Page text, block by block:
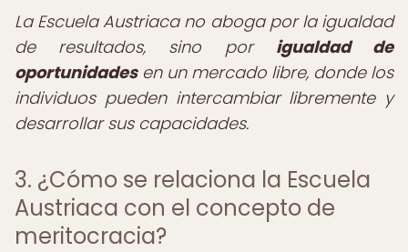
La Escuela Austriaca no aboga por la igualdad
de resultados, sino por igualdad de
oportunidadesen un mercado libre, donde los
individuos pueden intercambiar libremente y
desarrollar sus capacidades.
3. ¿Cómo se relaciona la Escuela
Austriaca con el concepto de
meritocracia?